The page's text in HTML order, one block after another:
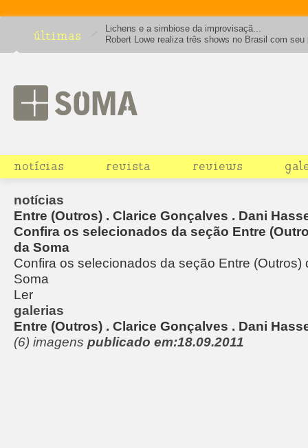
últimas
Lichens e a simbiose da improvisaçã...
Robert Lowe realiza três shows no Brasil com seu
solo. Leia entrevista.
notícias revista reviews
notícias
Entre (Outros) . Clarice Gonçalves . Dani
Confira os selecionados da seção Entre
da Soma
Confira os selecionados da seção Entre (Outros)
Soma
Ler
galerias
Entre (Outros) . Clarice Gonçalves . Dani
(6) imagens publicado em:18.09.2011